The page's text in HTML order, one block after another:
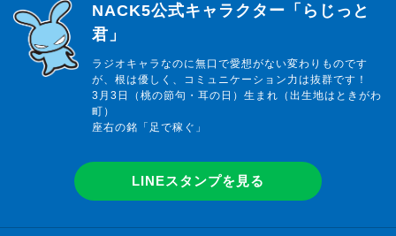
らじっと君
NACK5公式キャラクター「らじっと
君」
ラジオキャラなのに無口で愛想がない変わりものです
が、根は優しく、コミュニケーション力は抜群です！
3月3日（桃の節句・耳の日）生まれ（出生地はときがわ
町）
座右の銘「足で稼ぐ」
LINEスタンプを見る